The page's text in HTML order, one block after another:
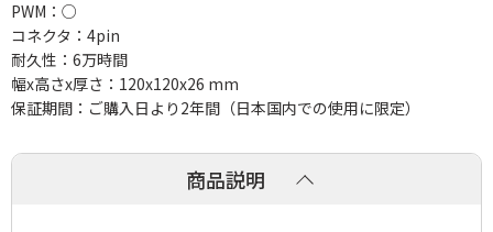
PWM：○
コネクタ：4pin
耐久性：6万時間
幅x高さx厚さ：120x120x26 mm
保証期間：ご購入日より2年間（日本国内での使用に限定）
商品説明